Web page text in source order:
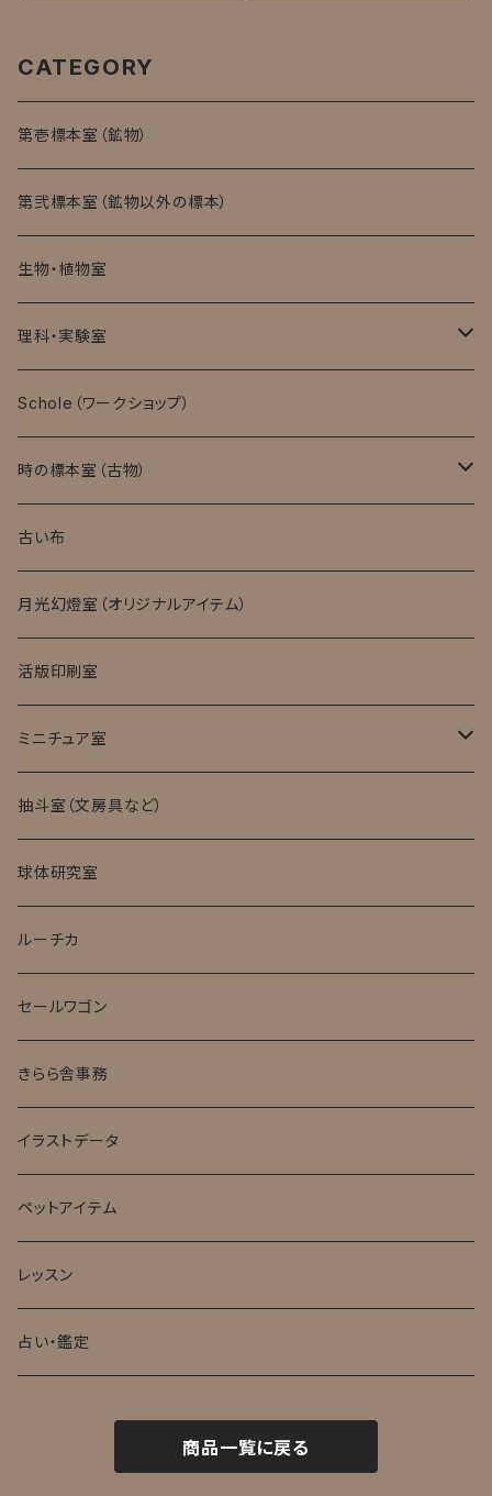
CATEGORY
第壱標本室（鉱物）
第弐標本室（鉱物以外の標本）
生物・植物室
理科・実験室
モバイル顕微鏡
実験消耗品
キット・完成品
Schole（ワークショップ）
時の標本室（古物）
ローマングラス
古い布
月光幻燈室（オリジナルアイテム）
活版印刷室
ミニチュア室
ミニチュア試験管入標本
抽斗室（文房具など）
球体研究室
ルーチカ
セールワゴン
きらら舎事務
イラストデータ
ペットアイテム
レッスン
占い・鑑定
商品一覧に戻る